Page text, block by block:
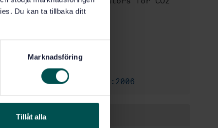
Du kan ta tillbaka ditt
Marknadsföring
Tillåt alla
systems
Utgåva:1
Fastställd:2001-01-26
Antal sidor:18
Ersätts av: SS-EN 12094-5:2006
Inom samma område